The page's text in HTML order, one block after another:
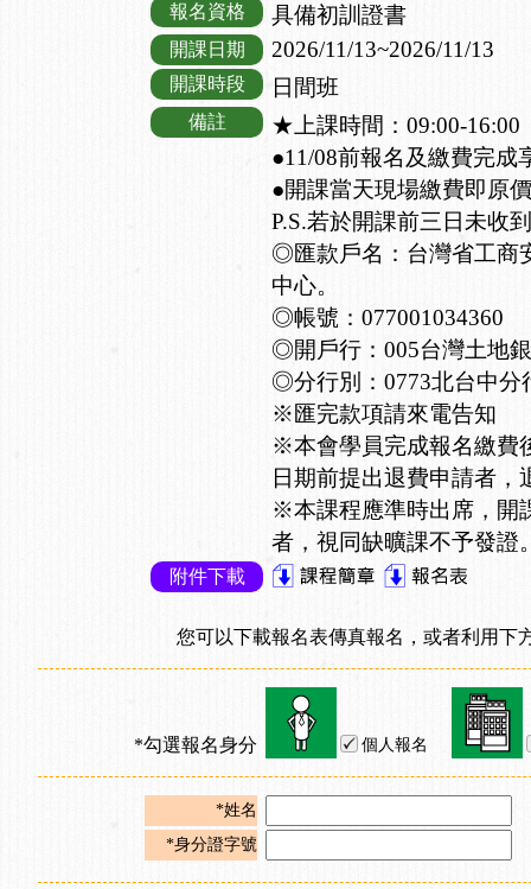
報名資格 具備初訓證書
開課日期 2026/11/13~2026/11/13
開課時段 日間班
備註
★上課時間：09:00-16:00
●11/08前報名及繳費完成
●開課當天現場繳費即原
P.S.若於開課前三日未收
◎匯款戶名：台灣省工商
中心。
◎帳號：077001034360
◎開戶行：005台灣土地
◎分行別：0773北台中分
※匯完款項請來電告知
※本會學員完成報名繳費
日期前提出退費申請者，
※本課程應準時出席，開
者，視同缺曠課不予發證
附件下載
您可以下載報名表傳真報名，或者利用下
*勾選報名身分 個人報名
*姓名
*身分證字號